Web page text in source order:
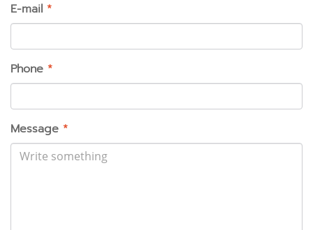
E-mail *
Phone *
Message *